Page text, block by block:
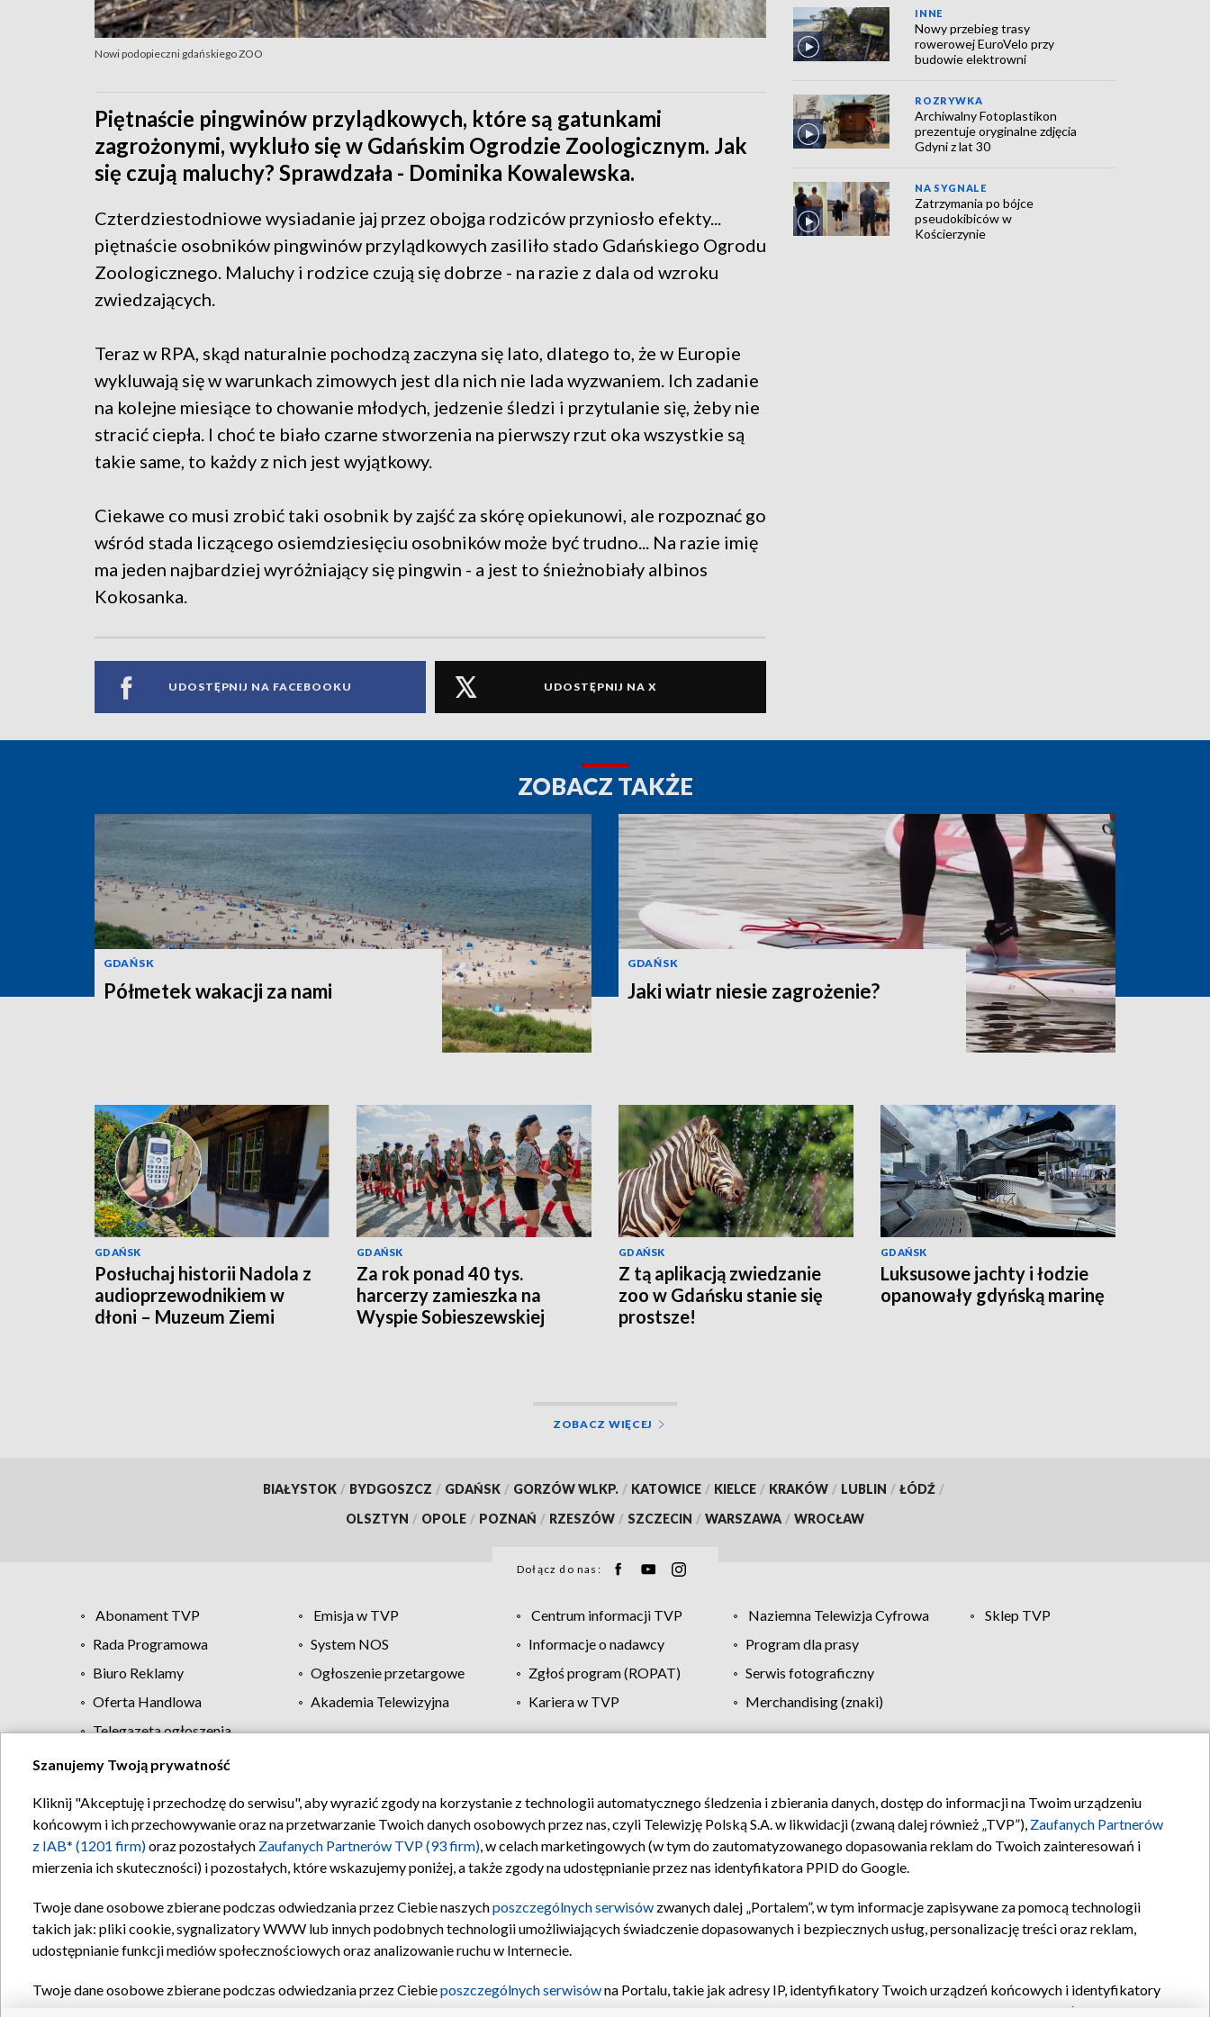
Nowi podopieczni gdańskiego ZOO
Piętnaście pingwinów przylądkowych, które są gatunkami
zagrożonymi, wykluło się w Gdańskim Ogrodzie Zoologicznym. Jak
się czują maluchy? Sprawdzała - Dominika Kowalewska.
Czterdziestodniowe wysiadanie jaj przez obojga rodziców przyniosło efekty...
piętnaście osobników pingwinów przylądkowych zasiliło stado Gdańskiego Ogrodu
Zoologicznego. Maluchy i rodzice czują się dobrze - na razie z dala od wzroku
zwiedzających.
Teraz w RPA, skąd naturalnie pochodzą zaczyna się lato, dlatego to, że w Europie
wykluwają się w warunkach zimowych jest dla nich nie lada wyzwaniem. Ich zadanie
na kolejne miesiące to chowanie młodych, jedzenie śledzi i przytulanie się, żeby nie
stracić ciepła. I choć te biało czarne stworzenia na pierwszy rzut oka wszystkie są
takie same, to każdy z nich jest wyjątkowy.
Ciekawe co musi zrobić taki osobnik by zajść za skórę opiekunowi, ale rozpoznać go
wśród stada liczącego osiemdziesięciu osobników może być trudno... Na razie imię
ma jeden najbardziej wyróżniający się pingwin - a jest to śnieżnobiały albinos
Kokosanka.
UDOSTĘPNIJ NA FACEBOOKU UDOSTĘPNIJ NA X
INNE
Nowy przebieg trasy
rowerowej EuroVelo przy
budowie elektrowni
ROZRYWKA
Archiwalny Fotoplastikon
prezentuje oryginalne zdjęcia
Gdyni z lat 30
NA SYGNALE
Zatrzymania po bójce
pseudokibiców w
Kościerzynie
ZOBACZ TAKŻE
GDAŃSK
Półmetek wakacji za nami
GDAŃSK
Jaki wiatr niesie zagrożenie?
GDAŃSK
Posłuchaj historii Nadola z
audioprzewodnikiem w
dłoni – Muzeum Ziemi
GDAŃSK
Za rok ponad 40 tys.
harcerzy zamieszka na
Wyspie Sobieszewskiej
GDAŃSK
Z tą aplikacją zwiedzanie
zoo w Gdańsku stanie się
prostsze!
GDAŃSK
Luksusowe jachty i łodzie
opanowały gdyńską marinę
ZOBACZ WIĘCEJ
BIAŁYSTOK / BYDGOSZCZ / GDAŃSK / GORZÓW WLKP. / KATOWICE / KIELCE / KRAKÓW / LUBLIN / ŁÓDŹ /
OLSZTYN / OPOLE / POZNAŃ / RZESZÓW / SZCZECIN / WARSZAWA / WROCŁAW
Dołącz do nas:
Abonament TVP Emisja w TVP Centrum informacji TVP Naziemna Telewizja Cyfrowa
Sklep TVP
Rada Programowa
System NOS Informacje o nadawcy
Program dla prasy
Biuro Reklamy
Ogłoszenie przetargowe Zgłoś program (ROPAT)
Serwis fotograficzny
Oferta Handlowa
Akademia Telewizyjna Kariera w TVP
Merchandising (znaki)
Telegazeta ogłoszenia
Regulamin TVP Polityka prywatności Moje zgody Pomoc Biuro reklamy Kontakt
Szanujemy Twoją prywatność
Kliknij "Akceptuję i przechodzę do serwisu", aby wyrazić zgody na korzystanie z technologii automatycznego śledzenia i zbierania danych, dostęp do informacji na Twoim urządzeniu
końcowym i ich przechowywanie oraz na przetwarzanie Twoich danych osobowych przez nas, czyli Telewizję Polską S.A. w likwidacji (zwaną dalej również „TVP”), Zaufanych Partnerów
z IAB* (1201 firm)oraz pozostałych Zaufanych Partnerów TVP (93 firm), w celach marketingowych (w tym do zautomatyzowanego dopasowania reklam do Twoich zainteresowań i
mierzenia ich skuteczności) i pozostałych, które wskazujemy poniżej, a także zgody na udostępnianie przez nas identyfikatora PPID do Google.
Twoje dane osobowe zbierane podczas odwiedzania przez Ciebie naszychposzczególnych serwisów zwanych dalej „Portalem”, w tym informacje zapisywane za pomocą technologii
takich jak: pliki cookie, sygnalizatory WWW lub innych podobnych technologii umożliwiających świadczenie dopasowanych i bezpiecznych usług, personalizację treści oraz reklam,
udostępnianie funkcji mediów społecznościowych oraz analizowanie ruchu w Internecie.
Twoje dane osobowe zbierane podczas odwiedzania przez Ciebieposzczególnych serwisówna Portalu, takie jak adresy IP, identyfikatory Twoich urządzeń końcowych i identyfikatory
oraz pozostałych